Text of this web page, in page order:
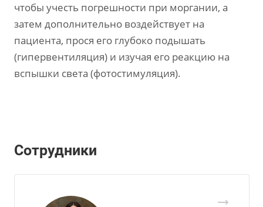
чтобы учесть погрешности при моргании, а
затем дополнительно воздействует на
пациента, прося его глубоко подышать
(гипервентиляция) и изучая его реакцию на
вспышки света (фотостимуляция).
Сотрудники